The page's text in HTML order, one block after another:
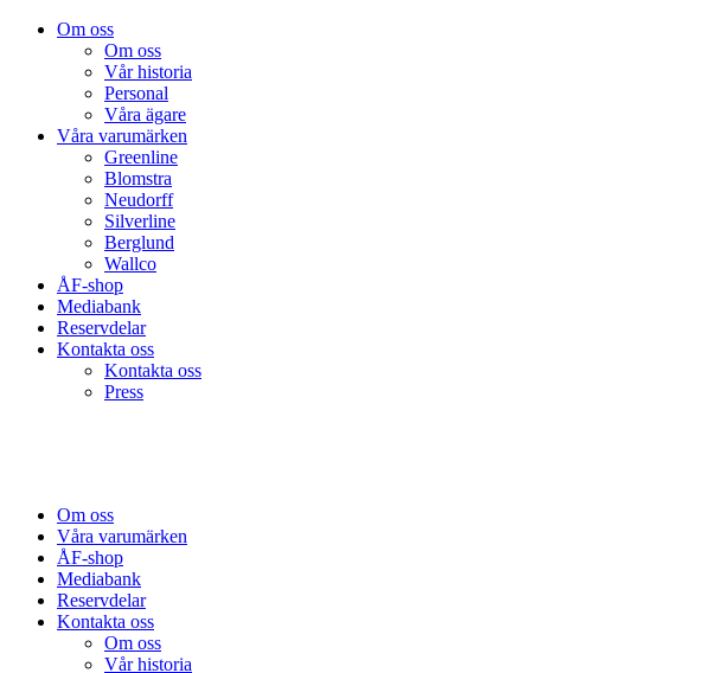
Om oss
Om oss
Vår historia
Personal
Våra ägare
Våra varumärken
Greenline
Blomstra
Neudorff
Silverline
Berglund
Wallco
ÅF-shop
Mediabank
Reservdelar
Kontakta oss
Kontakta oss
Press
Om oss
Våra varumärken
ÅF-shop
Mediabank
Reservdelar
Kontakta oss
Om oss
Vår historia